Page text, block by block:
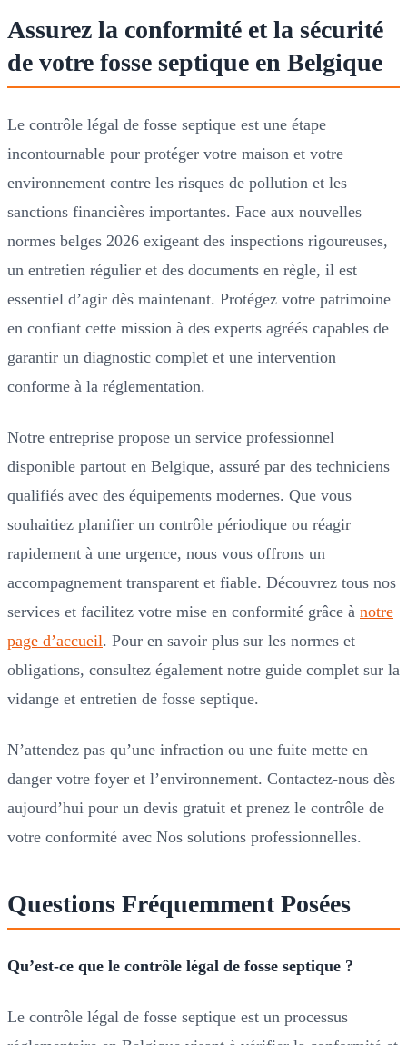
Assurez la conformité et la sécurité
de votre fosse septique en Belgique
Le contrôle légal de fosse septique est une étape
incontournable pour protéger votre maison et votre
environnement contre les risques de pollution et les
sanctions financières importantes. Face aux nouvelles
normes belges 2026 exigeant des inspections rigoureuses,
un entretien régulier et des documents en règle, il est
essentiel d’agir dès maintenant. Protégez votre patrimoine
en confiant cette mission à des experts agréés capables de
garantir un diagnostic complet et une intervention
conforme à la réglementation.
Notre entreprise propose un service professionnel
disponible partout en Belgique, assuré par des techniciens
qualifiés avec des équipements modernes. Que vous
souhaitiez planifier un contrôle périodique ou réagir
rapidement à une urgence, nous vous offrons un
accompagnement transparent et fiable. Découvrez tous nos
services et facilitez votre mise en conformité grâce à notre
page d’accueil. Pour en savoir plus sur les normes et
obligations, consultez également notre guide complet sur la
vidange et entretien de fosse septique.
N’attendez pas qu’une infraction ou une fuite mette en
danger votre foyer et l’environnement. Contactez-nous dès
aujourd’hui pour un devis gratuit et prenez le contrôle de
votre conformité avec Nos solutions professionnelles.
Questions Fréquemment Posées
Qu’est-ce que le contrôle légal de fosse septique ?
Le contrôle légal de fosse septique est un processus